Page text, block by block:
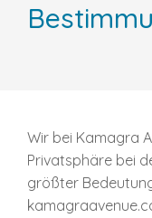
Wir bei Kamagra
Privatsphäre bei
größter